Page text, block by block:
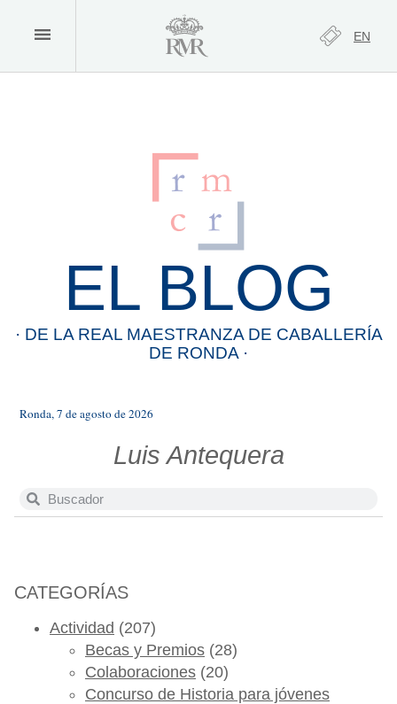
EN
EL BLOG
· DE LA REAL MAESTRANZA DE CABALLERÍA
DE RONDA ·
Ronda, 7 de agosto de 2026
Luis Antequera
CATEGORÍAS
Actividad (207)
Becas y Premios (28)
Colaboraciones (20)
Concurso de Historia para jóvenes